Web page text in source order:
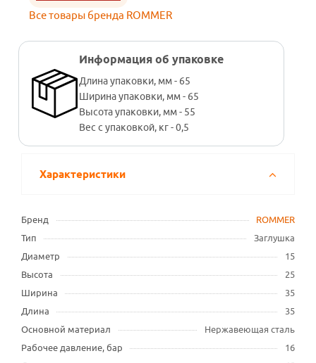
Все товары бренда ROMMER
Информация об упаковке
Длина упаковки, мм - 65
Ширина упаковки, мм - 65
Высота упаковки, мм - 55
Вес с упаковкой, кг - 0,5
Характеристики
Бренд
ROMMER
Тип
Заглушка
Диаметр
15
Высота
25
Ширина
35
Длина
35
Основной материал
Нержавеющая сталь
Рабочее давление, бар
16